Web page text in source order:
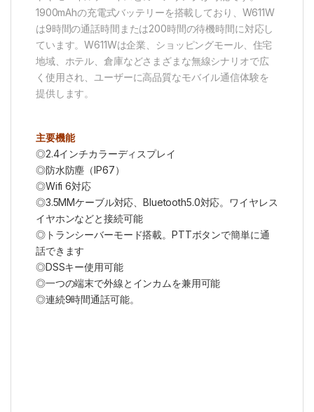
1900mAhの充電式バッテリーを搭載しており、W611W
は9時間の通話時間または200時間の待機時間に対応し
ています。W611Wは企業、ショッピングモール、住宅
地域、ホテル、倉庫などさまざまな無線シナリオで広
く使用され、ユーザーに高品質なモバイル通信体験を
提供します。
主要機能
◎2.4インチカラーディスプレイ
◎防水防塵（IP67）
◎Wifi 6対応
◎3.5MMケーブル対応、Bluetooth5.0対応。ワイヤレス
イヤホンなどと接続可能
◎トランシーバーモード搭載。PTTボタンで簡単に通
話できます
◎DSSキー使用可能
◎一つの端末で外線とインカムを兼用可能
◎連続9時間通話可能。